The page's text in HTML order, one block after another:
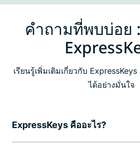
คำถามที่พบบ่อย
เรียนรู้เพิ่มเติมเกี่ยวกับ
ได้อย่างมั่นใจ
ExpressKeys คืออะไร?